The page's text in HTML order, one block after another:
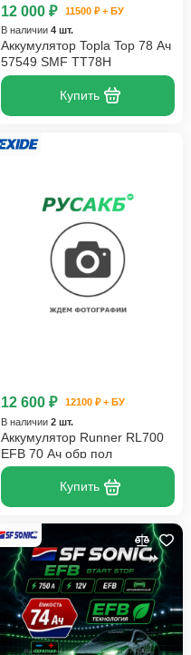
12 000 ₽
11500 ₽ + БУ
В наличии 4 шт.
Аккумулятор Topla Top 78 Ач
57549 SMF TT78H
Купить
12 600 ₽
12100 ₽ + БУ
В наличии 2 шт.
Аккумулятор Runner RL700
EFB 70 Ач обр пол
Купить